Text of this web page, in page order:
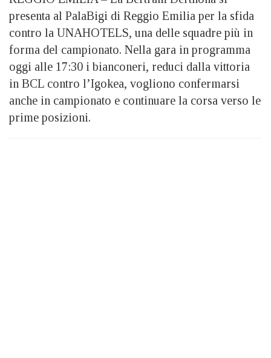
presenta al PalaBigi di Reggio Emilia per la sfida
contro la UNAHOTELS, una delle squadre più in
forma del campionato. Nella gara in programma
oggi alle 17:30 i bianconeri, reduci dalla vittoria
in BCL contro l’Igokea, vogliono confermarsi
anche in campionato e continuare la corsa verso le
prime posizioni.